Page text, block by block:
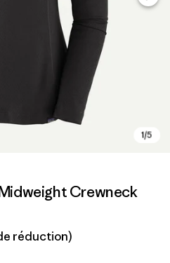
Crewneck
réduction)